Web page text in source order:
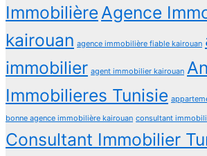
Immobilière Agence
kairouan agence immobilière fiable kairouan
immobilier agent immobilier kairouan
Immobilieres Tunisie
bonne agence immobilière kairouan consultant
Consultant Immobilier